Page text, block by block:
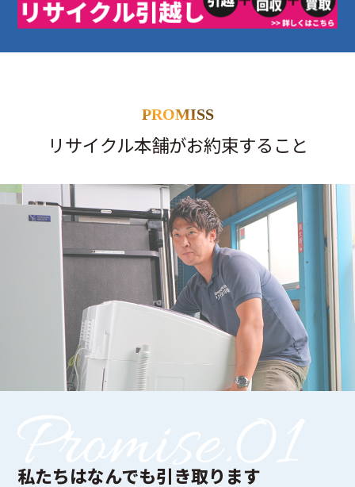
PROMISS
リサイクル本舗がお約束すること
私たちはなんでも引き取ります